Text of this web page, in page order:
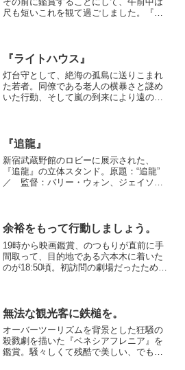
尺も短いこれを観て過ごしました。『姿
考えたわけではなく、...
『ライトハウス』
灯台守として、絶海の孤島に送りこまれ
た若者。同僚である老人の横暴さと謎め
いた行動、そして嵐の到来により遠のく
映像の官能と狂気に彩られたスリラー。
『追龍』
新宿武蔵野館のロビーに展示された、
『追龍』の立体スタンド。原題：“追龍”
／ 監督：バリー・ウォン、ジェイソ
ン、アンディ・ラウ、コニー...
余裕をもって行動しましょう。
19時から映画鑑賞、のつもりが直前に手
間取って、目的地である六本木に着いた
のが18:50頃。初訪問の劇場だったため発
良しとしよう。 ...
無法な観光客に鉄槌を。
オーバーツーリズムを背景とした狂騒の
殺戮劇を描いた『ベネシアフレニア』を
鑑賞。騒々しくて残酷で美しい、でもち